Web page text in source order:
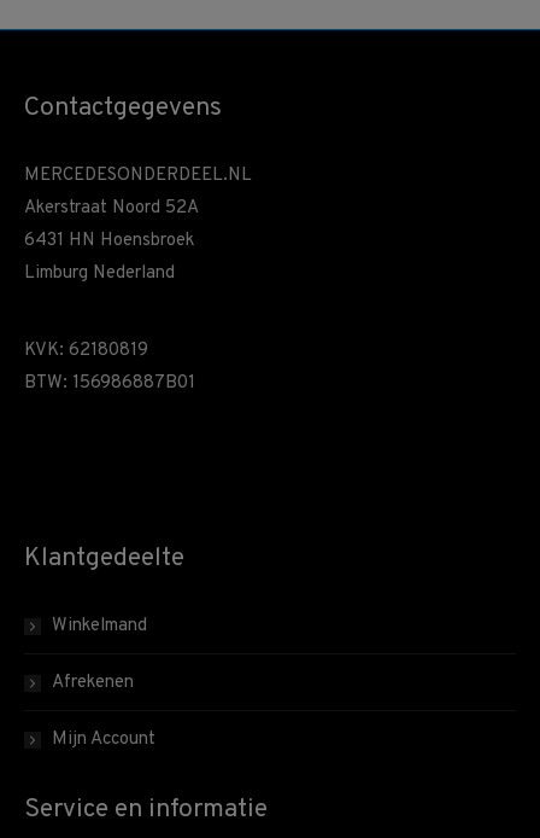
Contactgegevens
MERCEDESONDERDEEL.NL
Akerstraat Noord 52A
6431 HN Hoensbroek
Limburg Nederland
KVK: 62180819
BTW: 156986887B01
Klantgedeelte
Winkelmand
Afrekenen
Mijn Account
Service en informatie